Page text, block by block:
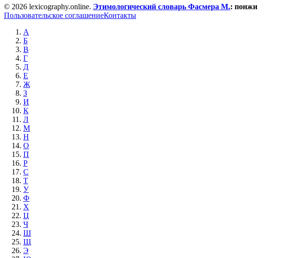
© 2026 lexicography.online. Этимологический словарь Фасмера М.: понжи
Пользовательское соглашениеКонтакты
А
Б
В
Г
Д
Е
Ж
З
И
К
Л
М
Н
О
П
Р
С
Т
У
Ф
Х
Ц
Ч
Ш
Щ
Э